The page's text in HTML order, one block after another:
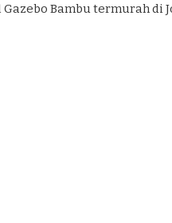
Gazebo Bambu termurah di